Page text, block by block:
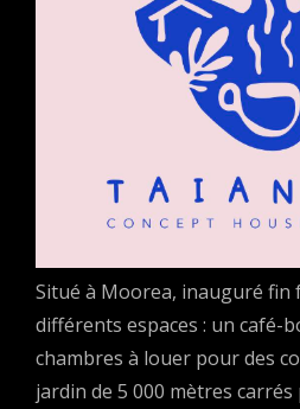
Situé à Moorea, inauguré fin
différents espaces : un café-
chambres à louer pour des
jardin de 5 000 mètres